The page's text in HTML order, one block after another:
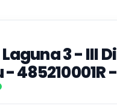
3 - III
- 485210001R